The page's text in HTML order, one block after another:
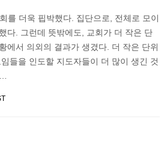
를 더욱 핍박했다. 집단으로, 전체로 모이
다. 그런데 뜻밖에도, 교회가 더 작은 단
에서 의외의 결과가 생겼다. 더 작은 단위
들을 인도할 지도자들이 더 많이 생긴 것